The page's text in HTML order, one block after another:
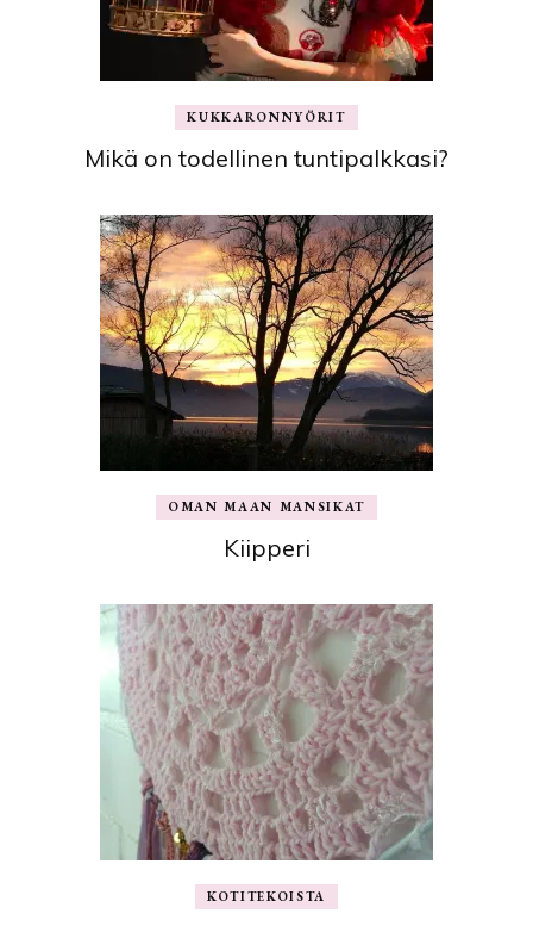
KUKKARONNYÖRIT
Mikä on todellinen tuntipalkkasi?
OMAN MAAN MANSIKAT
Kiipperi
KOTITEKOISTA